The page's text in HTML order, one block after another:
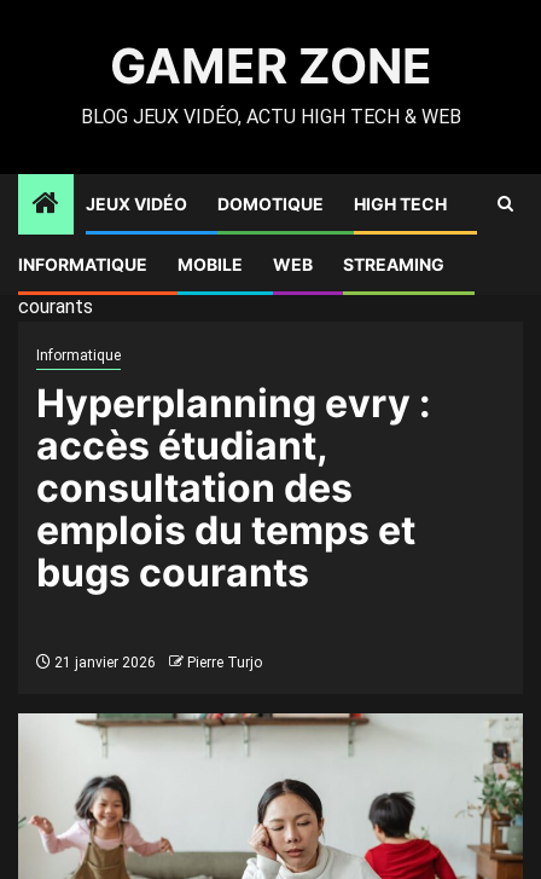
GAMER ZONE
BLOG JEUX VIDÉO, ACTU HIGH TECH & WEB
JEUX VIDÉO DOMOTIQUE HIGH TECH
INFORMATIQUE MOBILE WEB STREAMING
étudiant, consultation des emplois du temps et bugs
courants
Informatique
Hyperplanning evry :
accès étudiant,
consultation des
emplois du temps et
bugs courants
21 janvier 2026 Pierre Turjo